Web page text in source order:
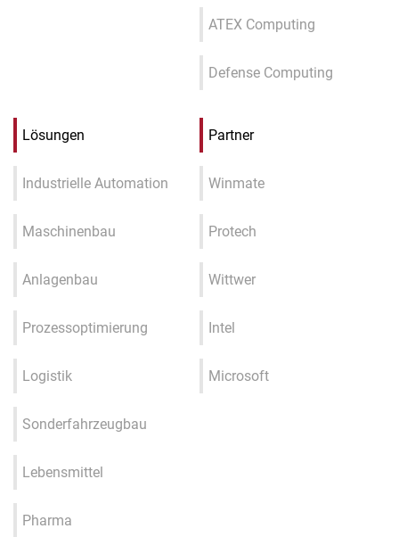
ATEX Computing
Defense Computing
Lösungen
Industrielle Automation
Maschinenbau
Anlagenbau
Prozessoptimierung
Logistik
Sonderfahrzeugbau
Lebensmittel
Pharma
Partner
Winmate
Protech
Wittwer
Intel
Microsoft